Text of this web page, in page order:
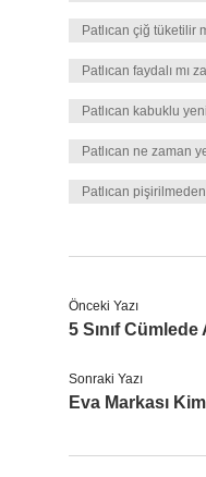
Patlıcan çiğ tüketilir
Patlıcan faydalı mı
Patlıcan kabuklu
Patlıcan ne zaman
Patlıcan
Önceki Yazı
5 Sınıf
Sonraki Yazı
Eva Markası